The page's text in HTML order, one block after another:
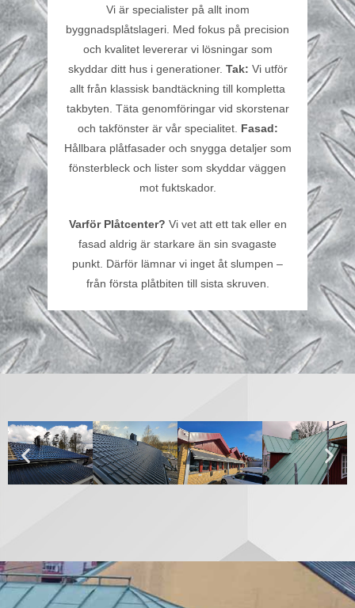
Vi är specialister på allt inom
byggnadsplåtslageri. Med fokus på precision
och kvalitet levererar vi lösningar som
skyddar ditt hus i generationer. Tak: Vi utför
allt från klassisk bandtäckning till kompletta
takbyten. Täta genomföringar vid skorstenar
och takfönster är vår specialitet. Fasad:
Hållbara plåtfasader och snygga detaljer som
fönsterbleck och lister som skyddar väggen
mot fuktskador.
Varför Plåtcenter? Vi vet att ett tak eller en
fasad aldrig är starkare än sin svagaste
punkt. Därför lämnar vi inget åt slumpen –
från första plåtbiten till sista skruven.